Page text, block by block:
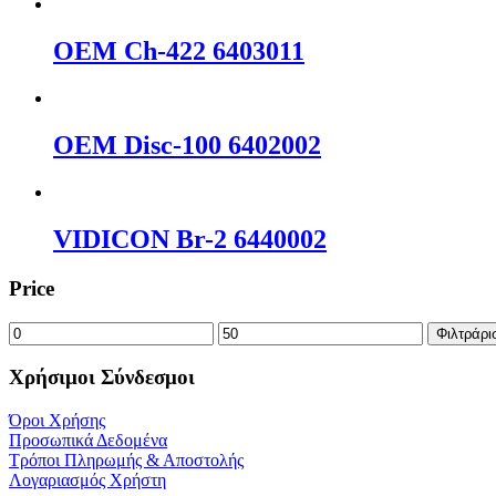
OEM Ch-422 6403011
OEM Disc-100 6402002
VΙDΙCΟΝ Br-2 6440002
Price
Ελάχιστη
τιμή
Μέγιστη
τιμή
Χρήσιμοι Σύνδεσμοι
Όροι Χρήσης
Προσωπικά Δεδομένα
Τρόποι Πληρωμής & Αποστολής
Λογαριασμός Χρήστη